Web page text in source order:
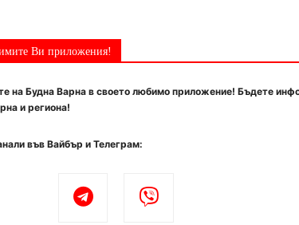
Ви приложения!
на Будна Варна в своето любимо приложение! Бъдете
и региона!
във Вайбър и Телеграм: